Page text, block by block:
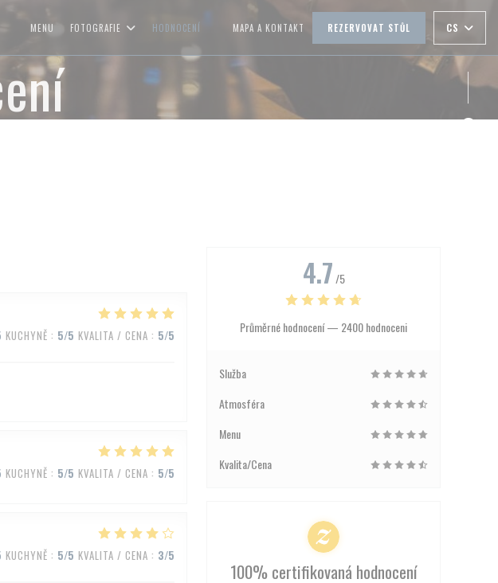
MENU FOTOGRAFIE HODNOCENÍ
((OTEVŘE SE V NOVÉM OKNĚ))
MAPA A KONTAKT REZERVOVAT STŮL CS
KUCHYNĚ : 5/5 KVALITA / CENA : 5/5
KUCHYNĚ : 5/5 KVALITA / CENA : 5/5
KUCHYNĚ : 5/5 KVALITA / CENA : 3/5
4.7 /5
Průměrné hodnocení — 2400 hodnoceni
Služba
Atmosféra
Menu
Kvalita/Cena
100% certifikovaná hodnocení